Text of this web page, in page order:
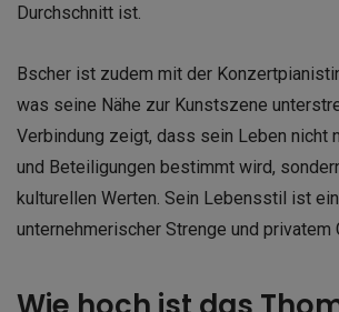
Durchschnitt ist.
Bscher ist zudem mit der
was seine Nähe zur Kunstszene
Verbindung zeigt, dass sein Leben nicht
und Beteiligungen bestimmt wird,
kulturellen Werten. Sein Lebensstil ist
unternehmerischer Strenge und privatem